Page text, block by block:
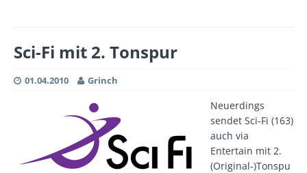
Sci-Fi mit 2. Tonspur
01.04.2010 Grinch
Neuerdings
sendet Sci-Fi (163)
auch via
Entertain mit 2.
(Original-)Tonspu